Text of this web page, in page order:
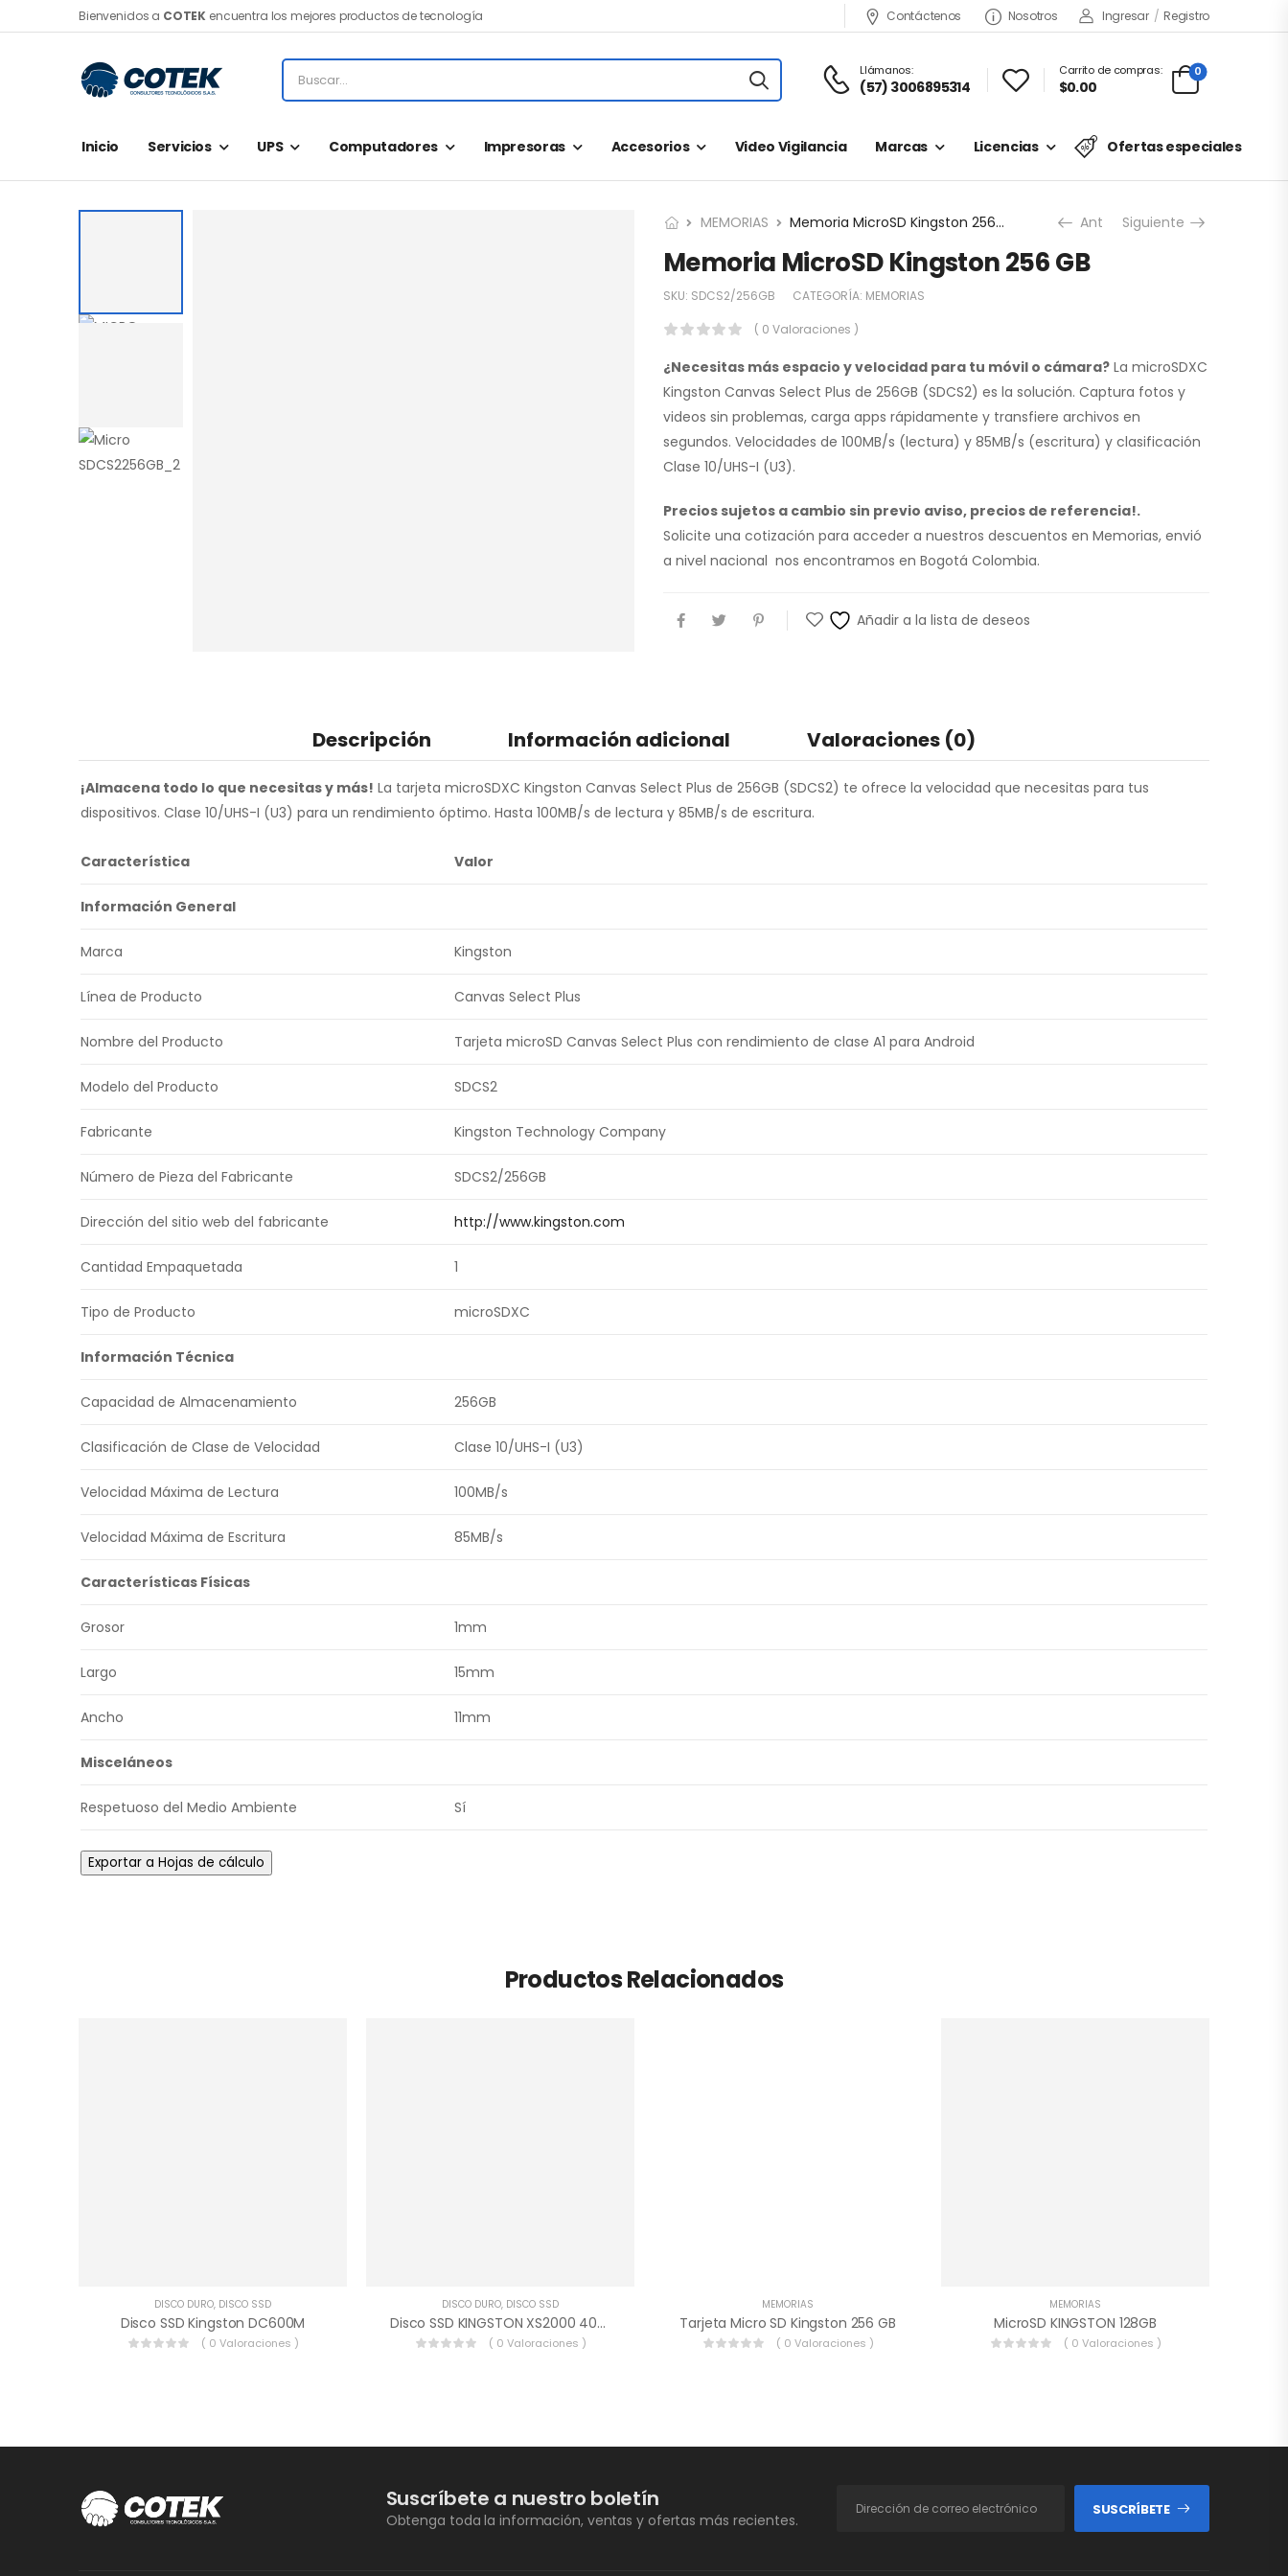
Bienvenidos a COTEK encuentra los mejores productos de tecnología Contáctenos Nosotros Ingresar / Registro
Llámanos:
(57) 3006895314
Carrito de compras:
$0.00
0
Inicio Servicios UPS Computadores Impresoras Accesorios Video Vigilancia Marcas Licencias Ofertas especiales
MEMORIAS Memoria MicroSD Kingston 256 GB Ant Siguiente
Memoria MicroSD Kingston 256 GB
SKU: SDCS2/256GB CATEGORÍA: MEMORIAS
( 0 Valoraciones )
¿Necesitas más espacio y velocidad para tu móvil o cámara? La microSDXC
Kingston Canvas Select Plus de 256GB (SDCS2) es la solución. Captura fotos y
videos sin problemas, carga apps rápidamente y transfiere archivos en
segundos. Velocidades de 100MB/s (lectura) y 85MB/s (escritura) y clasificación
Clase 10/UHS-I (U3).
Precios sujetos a cambio sin previo aviso, precios de referencia!.
Solicite una cotización para acceder a nuestros descuentos en Memorias, envió
a nivel nacional nos encontramos en Bogotá Colombia.
Añadir a la lista de deseos
Descripción Información adicional Valoraciones (0)
¡Almacena todo lo que necesitas y más! La tarjeta microSDXC Kingston Canvas Select Plus de 256GB (SDCS2) te ofrece la velocidad que necesitas para tus
dispositivos. Clase 10/UHS-I (U3) para un rendimiento óptimo. Hasta 100MB/s de lectura y 85MB/s de escritura.
Característica Valor
Información General
Marca Kingston
Línea de Producto Canvas Select Plus
Nombre del Producto Tarjeta microSD Canvas Select Plus con rendimiento de clase A1 para Android
Modelo del Producto SDCS2
Fabricante Kingston Technology Company
Número de Pieza del Fabricante SDCS2/256GB
Dirección del sitio web del fabricante http://www.kingston.com
Cantidad Empaquetada 1
Tipo de Producto microSDXC
Información Técnica
Capacidad de Almacenamiento 256GB
Clasificación de Clase de Velocidad Clase 10/UHS-I (U3)
Velocidad Máxima de Lectura 100MB/s
Velocidad Máxima de Escritura 85MB/s
Características Físicas
Grosor 1mm
Largo 15mm
Ancho 11mm
Misceláneos
Respetuoso del Medio Ambiente Sí
Exportar a Hojas de cálculo
Productos Relacionados
DISCO DURO, DISCO SSD
Disco SSD Kingston DC600M
( 0 Valoraciones )
DISCO DURO, DISCO SSD
Disco SSD KINGSTON XS2000 400 GB
( 0 Valoraciones )
MEMORIAS
Tarjeta Micro SD Kingston 256 GB
( 0 Valoraciones )
MEMORIAS
MicroSD KINGSTON 128GB
( 0 Valoraciones )
Suscríbete a nuestro boletín
Obtenga toda la información, ventas y ofertas más recientes.
SUSCRÍBETE